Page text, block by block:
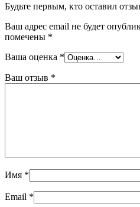
Будьте первым, кто оставил
Ваш адрес email не будет
помечены *
Ваша оценка *
Ваш отзыв *
Имя *
Email *